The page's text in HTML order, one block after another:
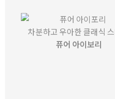
차분하고 우아한 클래식
퓨어 아이보리